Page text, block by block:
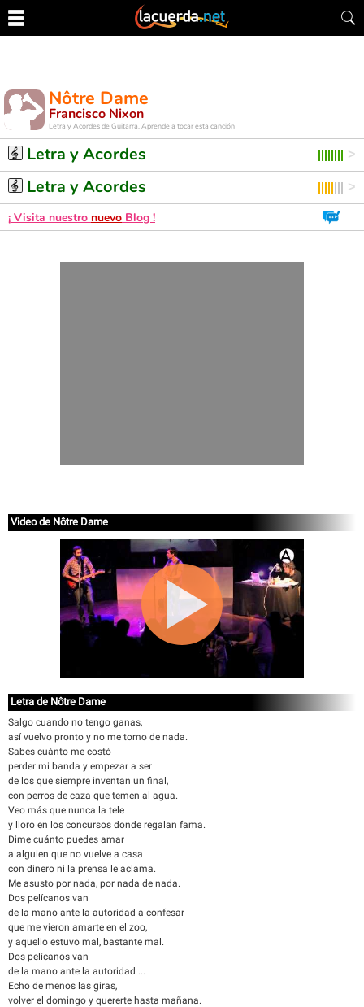
Nôtre Dame
Francisco Nixon
Letra y Acordes de Guitarra. Aprende a tocar esta canción
Letra y Acordes
Letra y Acordes
¡ Visita nuestro nuevo Blog !
Video de Nôtre Dame
Letra de Nôtre Dame
Salgo cuando no tengo ganas,
así vuelvo pronto y no me tomo de nada.
Sabes cuánto me costó
perder mi banda y empezar a ser
de los que siempre inventan un final,
con perros de caza que temen al agua.
Veo más que nunca la tele
y lloro en los concursos donde regalan fama.
Dime cuánto puedes amar
a alguien que no vuelve a casa
con dinero ni la prensa le aclama.
Me asusto por nada, por nada de nada.
Dos pelícanos van
de la mano ante la autoridad a confesar
que me vieron amarte en el zoo,
y aquello estuvo mal, bastante mal.
Dos pelícanos van
de la mano ante la autoridad ...
Echo de menos las giras,
volver el domingo y quererte hasta mañana.